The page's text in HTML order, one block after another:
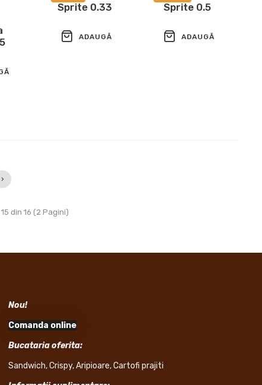
Sprite 0.33
ADAUGĂ
Sprite 0.5
ADAUGĂ
›
din 16 (2 Pagini)
Nou!
Comanda online
Bucataria oferita:
Sandwich, Crispy, Aripioare, Cartofi prajiti